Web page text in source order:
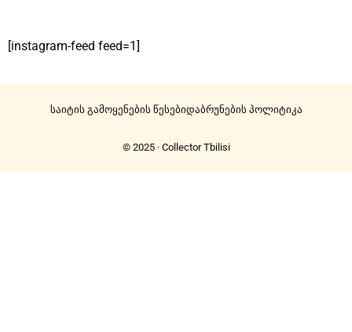
[instagram-feed feed=1]
© 2025 · Collector Tbilisi
საიტის გამოყენების წესებიდაბრუნების პოლიტიკა